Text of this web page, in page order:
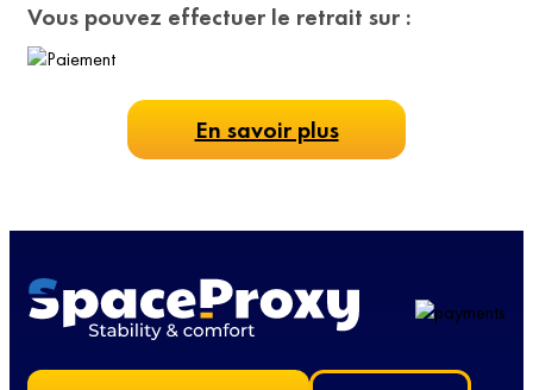
Vous pouvez effectuer le retrait sur :
En savoir plus